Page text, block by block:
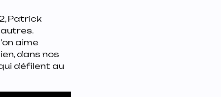
Patrick
aime
dans nos
défilent au